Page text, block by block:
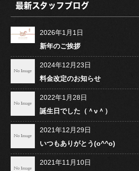
最新スタッフブログ
2026年1月1日
新年のご挨拶
2024年12月23日
料金改定のお知らせ
2022年1月28日
誕生日でした（＾ν＾）
2021年12月29日
いつもありがとう(o^^o)
2021年11月10日